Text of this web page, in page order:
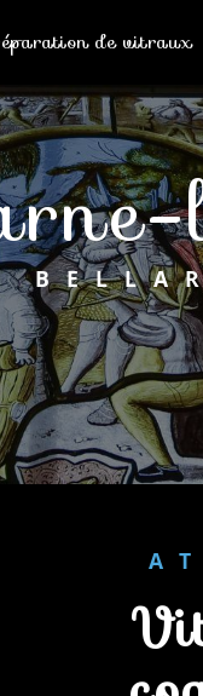
de vitraux
vitraux à Marne-la-